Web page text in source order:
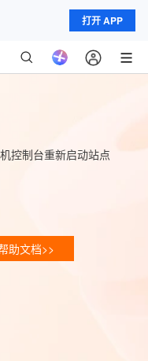
打开 APP
控制台重新启动站点
助文档>>